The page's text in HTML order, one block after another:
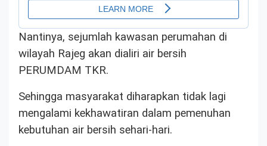
Nantinya, sejumlah kawasan perumahan di
wilayah Rajeg akan dialiri air bersih
PERUMDAM TKR.
Sehingga masyarakat diharapkan tidak lagi
mengalami kekhawatiran dalam pemenuhan
kebutuhan air bersih sehari-hari.